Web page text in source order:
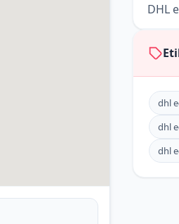
DHL
DHL
DHL
DHL
dhl
dhl
dhl